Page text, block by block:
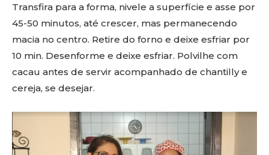
Transfira para a forma, nivele a superfície e asse por
45-50 minutos, até crescer, mas permanecendo
macia no centro. Retire do forno e deixe esfriar por
10 min. Desenforme e deixe esfriar. Polvilhe com
cacau antes de servir acompanhado de chantilly e
cereja, se desejar.